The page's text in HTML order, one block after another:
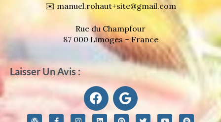
✉️ manuel.rohaut+site@gmail.com
Rue du Champfour
87 000 Limoges – France
Laisser Un Avis :
F
a
c
G
o
o
W F I L P T Y P